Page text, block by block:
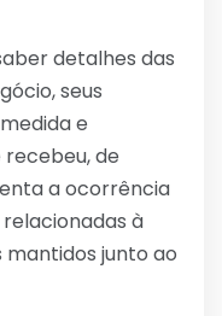
detalhes das
seus
e
recebeu, de
a ocorrência
à
mantidos junto ao